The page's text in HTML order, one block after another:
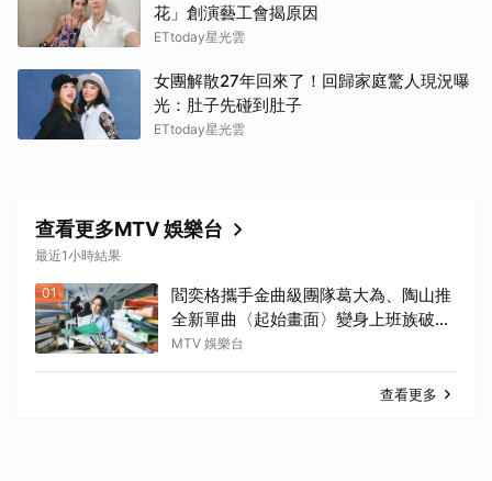
花」創演藝工會揭原因
ETtoday星光雲
女團解散27年回來了！回歸家庭驚人現況曝
光：肚子先碰到肚子
ETtoday星光雲
查看更多MTV 娛樂台
最近1小時結果
01
閻奕格攜手金曲級團隊葛大為、陶山推
全新單曲〈起始畫面〉變身上班族破關
冒險
MTV 娛樂台
查看更多